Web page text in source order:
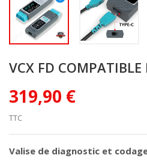
VCX FD
319,90 €
TTC
Valise de diagnostic et codage